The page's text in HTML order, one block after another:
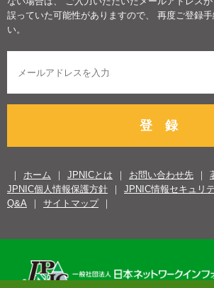
誤っていた可能性がありますので、 再度ご登録
い。
登 録
ホーム JPNICとは お問い合わせ先
JPNIC個人情報保護方針
JPNIC情報セキュリ
Q&A
サイトマップ